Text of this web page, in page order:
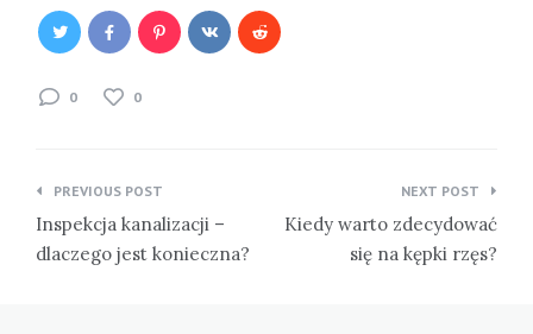
0 0
Nawigacja
wpisu
PREVIOUS POST
Inspekcja kanalizacji –
dlaczego jest konieczna?
NEXT POST
Kiedy warto zdecydować
się na kępki rzęs?